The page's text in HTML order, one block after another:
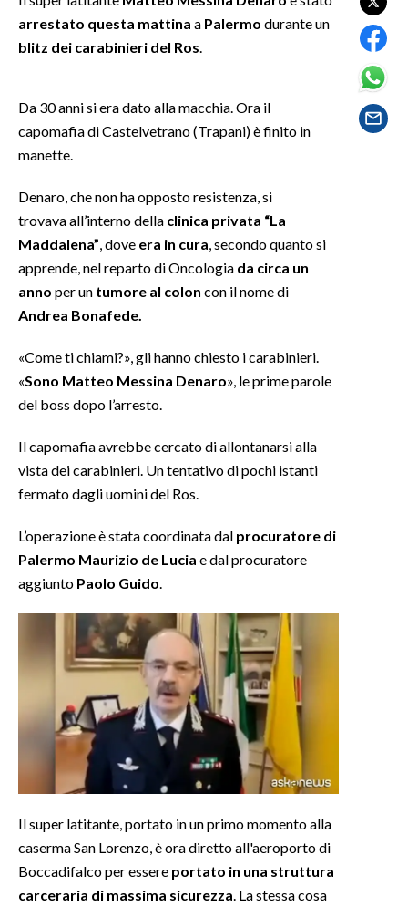
SALUTE
SARDI NEL MONDO
NOTIZIE
EVENTI
#CARAUNIONE
3 MINUTI CON
INSULARITÀ
INFO AZIENDE
ABBONATI
ANNUNCI
NECROLOGI
PUBBLICITÀ
SPIAGGE
STORE
arrestato questa mattina a Palermo durante un
blitz dei carabinieri del Ros
Da 30 anni si era dato alla macchia. Ora il
capomafia di Castelvetrano (Trapani) è finito in
manette.
Denaro, che non ha opposto resistenza, si
trovava all’interno della clinica privata “La
Maddalena” , dove era in cura , secondo quanto si
apprende, nel reparto di Oncologia da circa un
anno per un tumore al colon con il nome di
Andrea Bonafede.
«Come ti chiami?», gli hanno chiesto i carabinieri.
«Sono Matteo Messina Denaro», le prime parole
del boss dopo l’arresto.
Il capomafia avrebbe cercato di allontanarsi alla
vista dei carabinieri. Un tentativo di pochi istanti
fermato dagli uomini del Ros.
L’operazione è stata coordinata dal procuratore di
Palermo Maurizio de Lucia e dal procuratore
aggiunto Paolo Guido
Il super latitante, portato in un primo momento alla
caserma San Lorenzo, è ora diretto all'aeroporto di
Boccadifalco per essere portato in una struttura
carceraria di massima sicurezza . La stessa cosa